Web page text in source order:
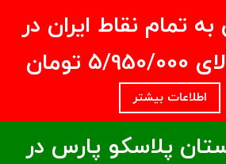
به تمام نقاط ایران در
اطلاعات بیشتر
پلاسکو پارس در